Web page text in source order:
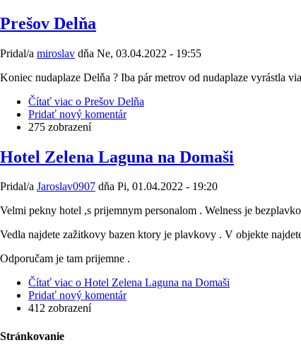
Prešov Delňa
Pridal/a miroslav dňa Ne, 03.04.2022 - 19:55
Koniec nudaplaze Delňa ? Iba pár metrov od nudaplaze vyrástla
Čítať viac o Prešov Delňa
Pridať nový komentár
275 zobrazení
Hotel Zelena Laguna na Domaši
Pridal/a Jaroslav0907 dňa Pi, 01.04.2022 - 19:20
Velmi pekny hotel ,s prijemnym personalom . Welness je
Vedla najdete zažitkovy bazen ktory je plavkovy . V objekte
Odporučam je tam prijemne .
Čítať viac o Hotel Zelena Laguna na Domaši
Pridať nový komentár
412 zobrazení
Stránkovanie